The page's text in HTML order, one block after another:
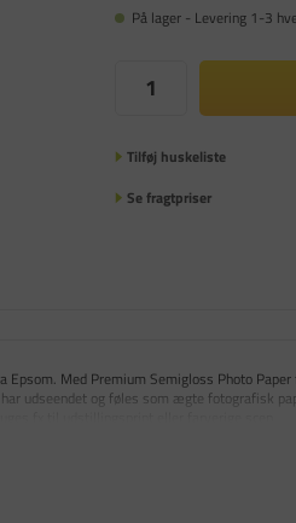
På lager - Levering 1-3
Tilføj huskeliste
Se fragtpriser
Epsom. Med Premium Semigloss Photo
udseendet og føles som ægte fotografisk